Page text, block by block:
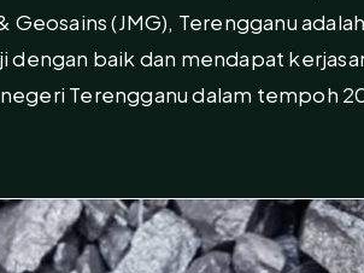
(JMG), Terengganu
dengan baik dan mendapat
Terengganu dalam tempoh